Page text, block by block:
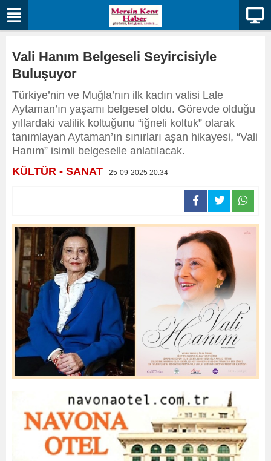
Vali Hanım Belgeseli Seyircisiyle
Buluşuyor
Türkiye’nin ve Muğla’nın ilk kadın valisi Lale
Aytaman’ın yaşamı belgesel oldu. Görevde olduğu
yıllardaki valilik koltuğunu “iğneli koltuk” olarak
tanımlayan Aytaman’ın sınırları aşan hikayesi, “Vali
Hanım” isimli belgeselle anlatılacak.
KÜLTÜR - SANAT - 25-09-2025 20:34